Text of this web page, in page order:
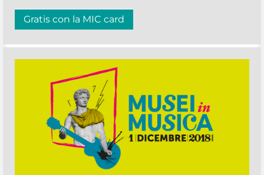
Gratis con la MIC card